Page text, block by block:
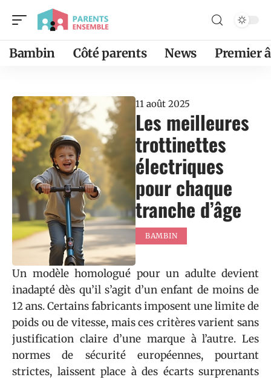
Bambin Côté parents News Premier
11 août 2025
Les meilleures
trottinettes
électriques
pour chaque
tranche d’âge
BAMBIN
Un modèle homologué pour un adulte devient
inadapté dès qu’il s’agit d’un enfant de moins de
12 ans. Certains fabricants imposent une limite de
poids ou de vitesse, mais ces critères varient sans
justification claire d’une marque à l’autre. Les
normes de sécurité européennes, pourtant
strictes, laissent place à des écarts surprenants